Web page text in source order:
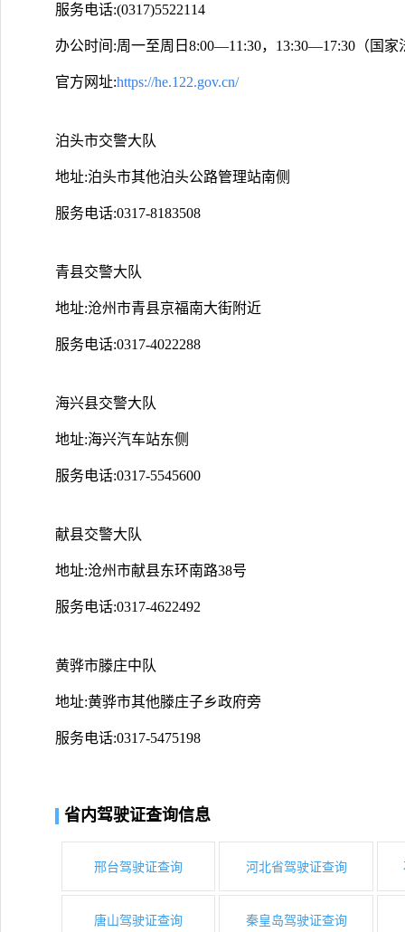
服务电话:(0317)5522114
办公时间:周一至周日8:00—11:30，13:30—17:30（国家
官方网址:https://he.122.gov.cn/
泊头市交警大队
地址:泊头市其他泊头公路管理站南侧
服务电话:0317-8183508
青县交警大队
地址:沧州市青县京福南大街附近
服务电话:0317-4022288
海兴县交警大队
地址:海兴汽车站东侧
服务电话:0317-5545600
献县交警大队
地址:沧州市献县东环南路38号
服务电话:0317-4622492
黄骅市滕庄中队
地址:黄骅市其他滕庄子乡政府旁
服务电话:0317-5475198
省内驾驶证查询信息
邢台驾驶证查询 河北省驾驶证查询
唐山驾驶证查询 秦皇岛驾驶证查询